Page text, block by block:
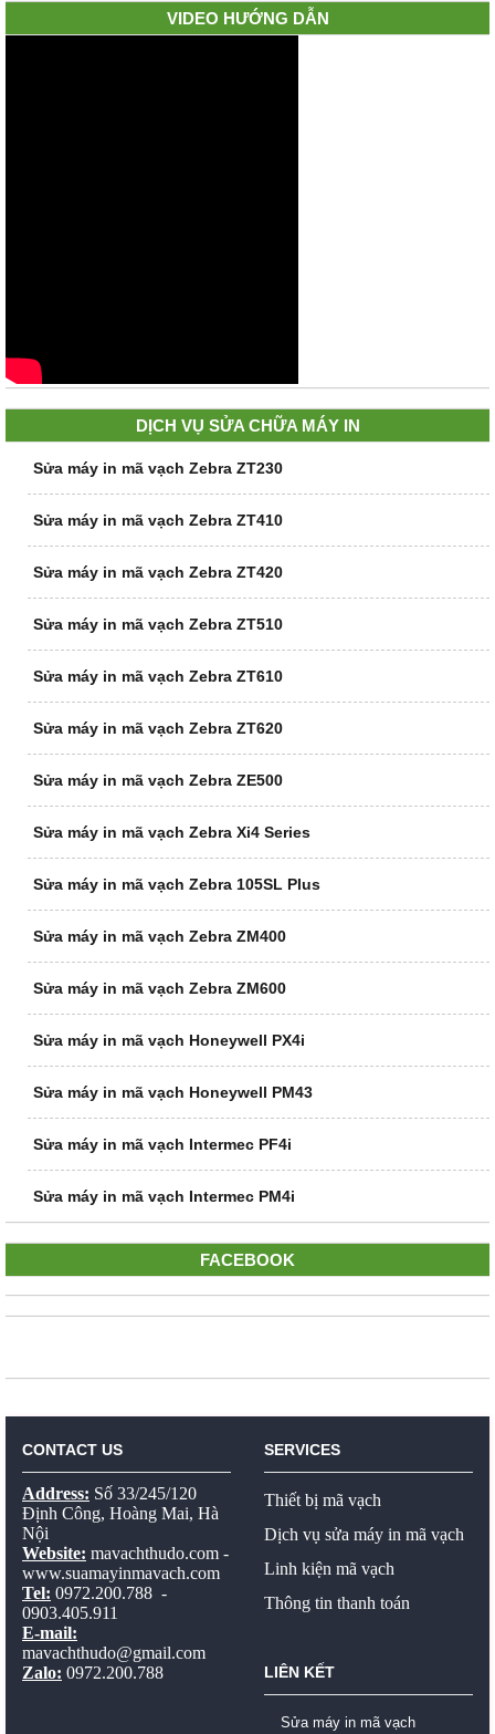
VIDEO HƯỚNG DẪN
DỊCH VỤ SỬA CHỮA MÁY IN
Sửa máy in mã vạch Zebra ZT230
Sửa máy in mã vạch Zebra ZT410
Sửa máy in mã vạch Zebra ZT420
Sửa máy in mã vạch Zebra ZT510
Sửa máy in mã vạch Zebra ZT610
Sửa máy in mã vạch Zebra ZT620
Sửa máy in mã vạch Zebra ZE500
Sửa máy in mã vạch Zebra Xi4 Series
Sửa máy in mã vạch Zebra 105SL Plus
Sửa máy in mã vạch Zebra ZM400
Sửa máy in mã vạch Zebra ZM600
Sửa máy in mã vạch Honeywell PX4i
Sửa máy in mã vạch Honeywell PM43
Sửa máy in mã vạch Intermec PF4i
Sửa máy in mã vạch Intermec PM4i
FACEBOOK
CONTACT US
Address: Số 33/245/120
Định Công, Hoàng Mai, Hà
Nội
Website: mavachthudo.com -
www.suamayinmavach.com
Tel: 0972.200.788 -
0903.405.911
E-mail:
mavachthudo@gmail.com
Zalo: 0972.200.788
SERVICES
Thiết bị mã vạch
Dịch vụ sửa máy in mã vạch
Linh kiện mã vạch
Thông tin thanh toán
LIÊN KẾT
Sửa máy in mã vạch